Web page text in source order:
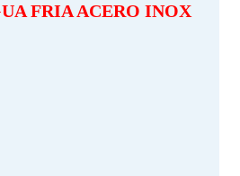
FRIA ACERO INOX